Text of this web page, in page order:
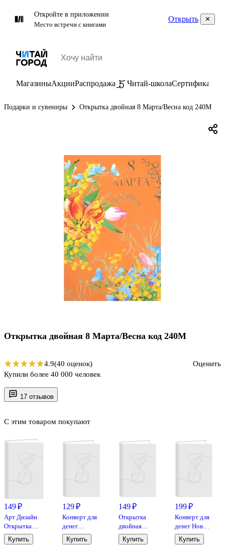
Откройте в приложении
Место встречи с книгами
Открыть
МагазиныАкцииРаспродажа Читай-школаСертификаты
Подарки и сувениры Открытка двойная 8 Марта/Весна код 240М
17 отзывов
С этим товаром покупают
149 ₽
Арт Дизайн
Открытка
двойная
Универсальная
Купить
129 ₽
Конверт для
денег
Универсальный
код 810
Купить
149 ₽
Открытка
двойная
День
Рождения
Купить
199 ₽
Конверт для
денег Новый
год код
МК/830H
Купить
Открытка двойная 8 Марта/Весна код 240М
4.9(40 оценок)
Оценить
Купили более 40 000 человек